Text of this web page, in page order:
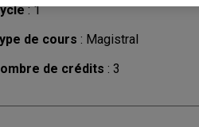
: 1
de cours : Magistral
de crédits : 3